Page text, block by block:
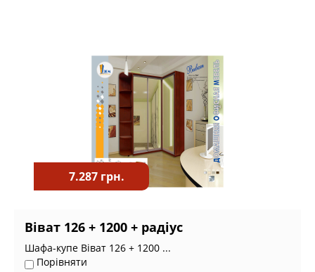
7.287 грн.
Віват 126 + 1200 + радіус
Шафа-купе Віват 126 + 1200 ...
Порівняти